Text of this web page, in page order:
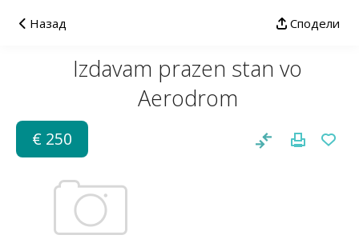
Назад Сподели
Izdavam prazen stan vo
Aerodrom
€ 250